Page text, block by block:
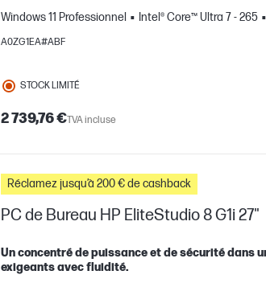
Windows 11 Professionnel
Intel® Core™ Ultra 7 - 265
A0ZG1EA#ABF
STOCK LIMITÉ
2 739,76 €TVA incluse
Réclamez jusqu’à 200 € de cashback
PC de Bureau HP EliteStudio 8 G1i 27"
Un concentré de puissance et de sécurité dans
exigeants avec fluidité.